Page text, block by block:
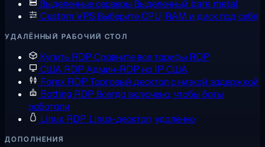
Выделенные серверыВыделенный bare metal
Custom VPS Выберите CPU, RAM и диск под себя
УДАЛЁННЫЙ РАБОЧИЙ СТОЛ
Купить RDP Сравните все тарифы RDP
США RDP Админ-RDP на IP США
Forex RDP Торговый десктоп с низкой задержкой
Botting RDP Всегда включено, чтобы боты
работали
Linux RDP Linux-десктоп, удалённо
ДОПОЛНЕНИЯ